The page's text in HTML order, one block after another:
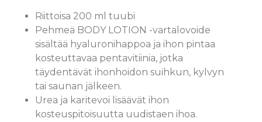
Riittoisa 200 ml tuubi
Pehmeä BODY LOTION -vartalovoide
sisältää hyaluronihappoa ja ihon pintaa
kosteuttavaa pentavitiinia, jotka
täydentävät ihonhoidon suihkun, kylvyn
tai saunan jälkeen.
Urea ja karitevoi lisäävät ihon
kosteuspitoisuutta uudistaen ihoa.